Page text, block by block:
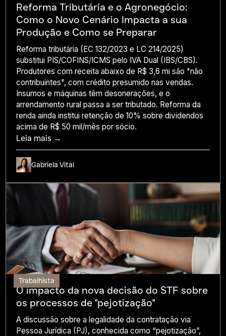
Reforma Tributária e o Agronegócio:
Como o Novo Cenário Impacta a sua
Produção e Como se Preparar
Reforma tributária (EC 132/2023 e LC 214/2025)
substitui PIS/COFINS/ICMS pelo IVA Dual (IBS/CBS).
Produtores com receita abaixo de R$ 3,6 mi são "não
contribuintes", com crédito presumido nas vendas.
Insumos e máquinas têm desonerações, e o
arrendamento rural passa a ser tributado. Reforma da
renda ainda institui retenção de 10% sobre dividendos
acima de R$ 50 mil/mês por sócio.
Leia mais →
Gabriela Vital
Trabalhista
O impacto da nova decisão do STF sobre
os processos de "pejotização"
A discussão sobre a legalidade da contratação via
Pessoa Jurídica (PJ), conhecida como “pejotização”,